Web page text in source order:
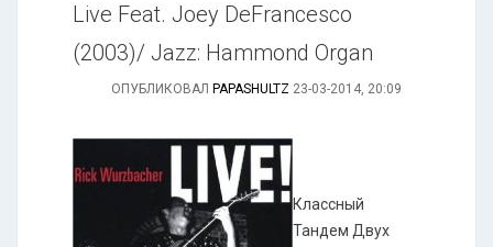
Live Feat. Joey DeFrancesco
(2003)/ Jazz: Hammond Organ
ОПУБЛИКОВАЛ PAPASHULTZ 23-03-2014, 20:09
Классный
Тандем Двух